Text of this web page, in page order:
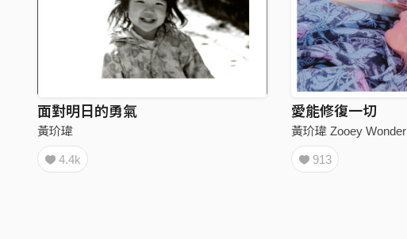
面對明日的勇氣
黃玠瑋
4.4k
愛能修復一切
黃玠瑋 Zooey Wonder
913